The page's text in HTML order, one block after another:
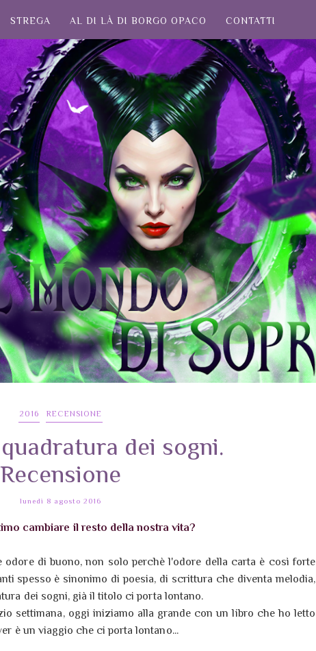
STREGA AL DI LÀ DI BORGO OPACO CONTATTI
2016 RECENSIONE
dei sogni.
Recensione
lunedì 8 agosto 2016
cambiare il resto della nostra vita?
odore di buono, non solo perchè l'odore della carta è così forte
spesso è sinonimo di poesia, di scrittura che diventa melodia,
dei sogni, già il titolo ci porta lontano.
settimana, oggi iniziamo alla grande con un libro che ho letto
è un viaggio che ci porta lontano...